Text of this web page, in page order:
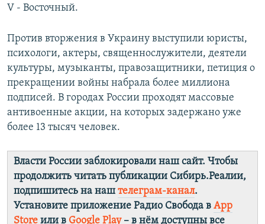
V - Восточный.
Против вторжения в Украину выступили юристы,
психологи, актеры, священнослужители, деятели
культуры, музыканты, правозащитники, петиция о
прекращении войны набрала более миллиона
подписей. В городах России проходят массовые
антивоенные акции, на которых задержано уже
более 13 тысяч человек.
Власти России заблокировали наш сайт. Чтобы
продолжить читать публикации Сибирь.Реалии,
подпишитесь на наш телеграм-канал.
Установите приложение Радио Свобода в App
Store или в Google Play– в нём доступны все